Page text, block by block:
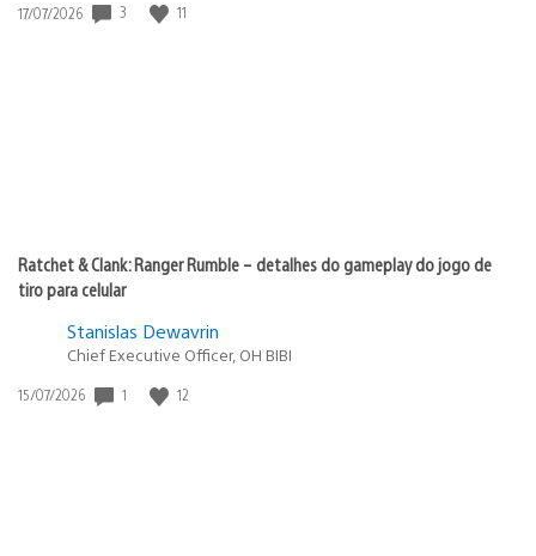
Data
17/07/2026 3 11
Ratchet & Clank: Ranger Rumble – detalhes do gameplay do jogo de
tiro para celular
Stanislas Dewavrin
Chief Executive Officer, OH BIBI
Data
15/07/2026 1 12